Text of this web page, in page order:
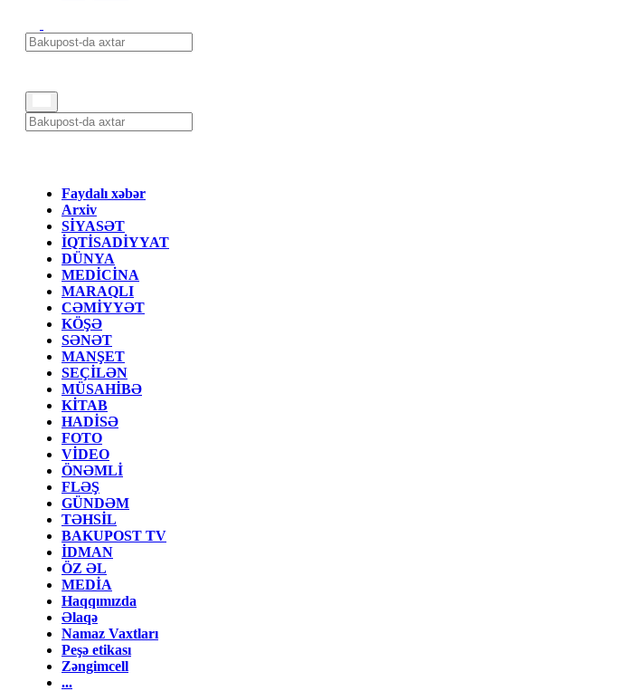
Faydalı xəbər
Arxiv
SİYASƏT
İQTİSADİYYAT
DÜNYA
MEDİCİNA
MARAQLI
CƏMİYYƏT
KÖŞƏ
SƏNƏT
MANŞET
SEÇİLƏN
MÜSAHİBƏ
KİTAB
HADİSƏ
FOTO
VİDEO
ÖNƏMLİ
FLƏŞ
GÜNDƏM
TƏHSİL
BAKUPOST TV
İDMAN
ÖZ ƏL
MEDİA
Haqqımızda
Əlaqə
Namaz Vaxtları
Peşə etikası
Zəngimcell
...